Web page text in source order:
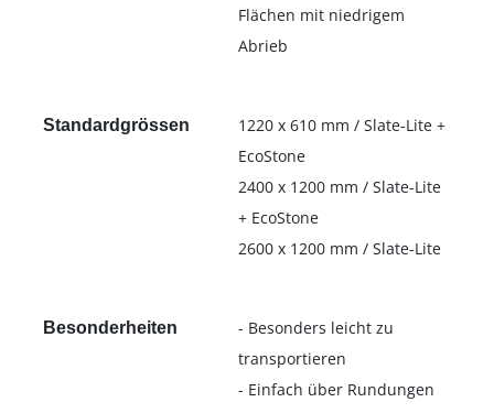
Flächen mit niedrigem
Abrieb
Standardgrössen
1220 x 610 mm / Slate-Lite +
EcoStone
2400 x 1200 mm / Slate-Lite
+ EcoStone
2600 x 1200 mm / Slate-Lite
Besonderheiten
- Besonders leicht zu
transportieren
- Einfach über Rundungen